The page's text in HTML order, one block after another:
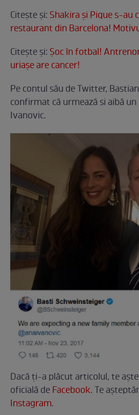
Citeşte şi: Shakira şi Pique s-
restaurant din Barcelona!
Citeşte şi: Şoc în fotbal!
uriaşe are cancer!
Pe contul său de Twitter,
confirmat că urmează si aibă
Ivanovic.
Dacă ți-a plăcut articolul, te
oficială deFacebook. Te
Instagram.